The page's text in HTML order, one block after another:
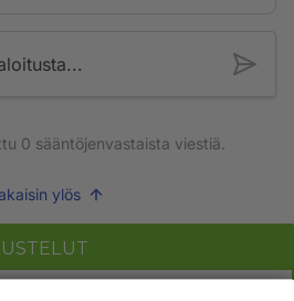
0 sääntöjenvastaista viestiä.
ylös